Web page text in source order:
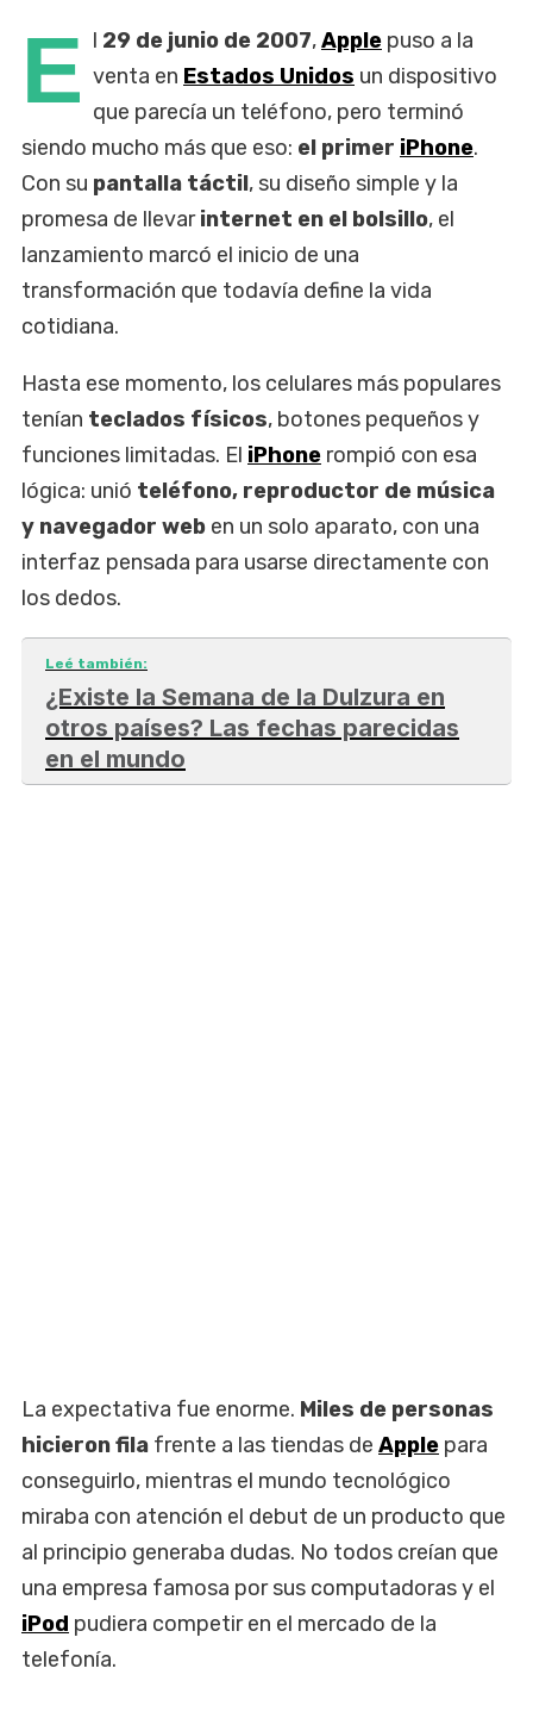
E l 29 de junio de 2007,Apple puso a la
venta en Estados Unidos un dispositivo
que parecía un teléfono, pero terminó
siendo mucho más que eso: el primer iPhone.
Con su pantalla táctil, su diseño simple y la
promesa de llevarinternet en el bolsillo, el
lanzamiento marcó el inicio de una
transformación que todavía define la vida
cotidiana.
Hasta ese momento, los celulares más populares
tenían teclados físicos, botones pequeños y
funciones limitadas. El iPhone rompió con esa
lógica: unió teléfono, reproductor de música
y navegador web en un solo aparato, con una
interfaz pensada para usarse directamente con
los dedos.
Leé también:
¿Existe la Semana de la Dulzura en
otros países? Las fechas parecidas
en el mundo
La expectativa fue enorme. Miles de personas
hicieron fila frente a las tiendas de Apple para
conseguirlo, mientras el mundo tecnológico
miraba con atención el debut de un producto que
al principio generaba dudas. No todos creían que
una empresa famosa por sus computadoras y el
iPod pudiera competir en el mercado de la
telefonía.